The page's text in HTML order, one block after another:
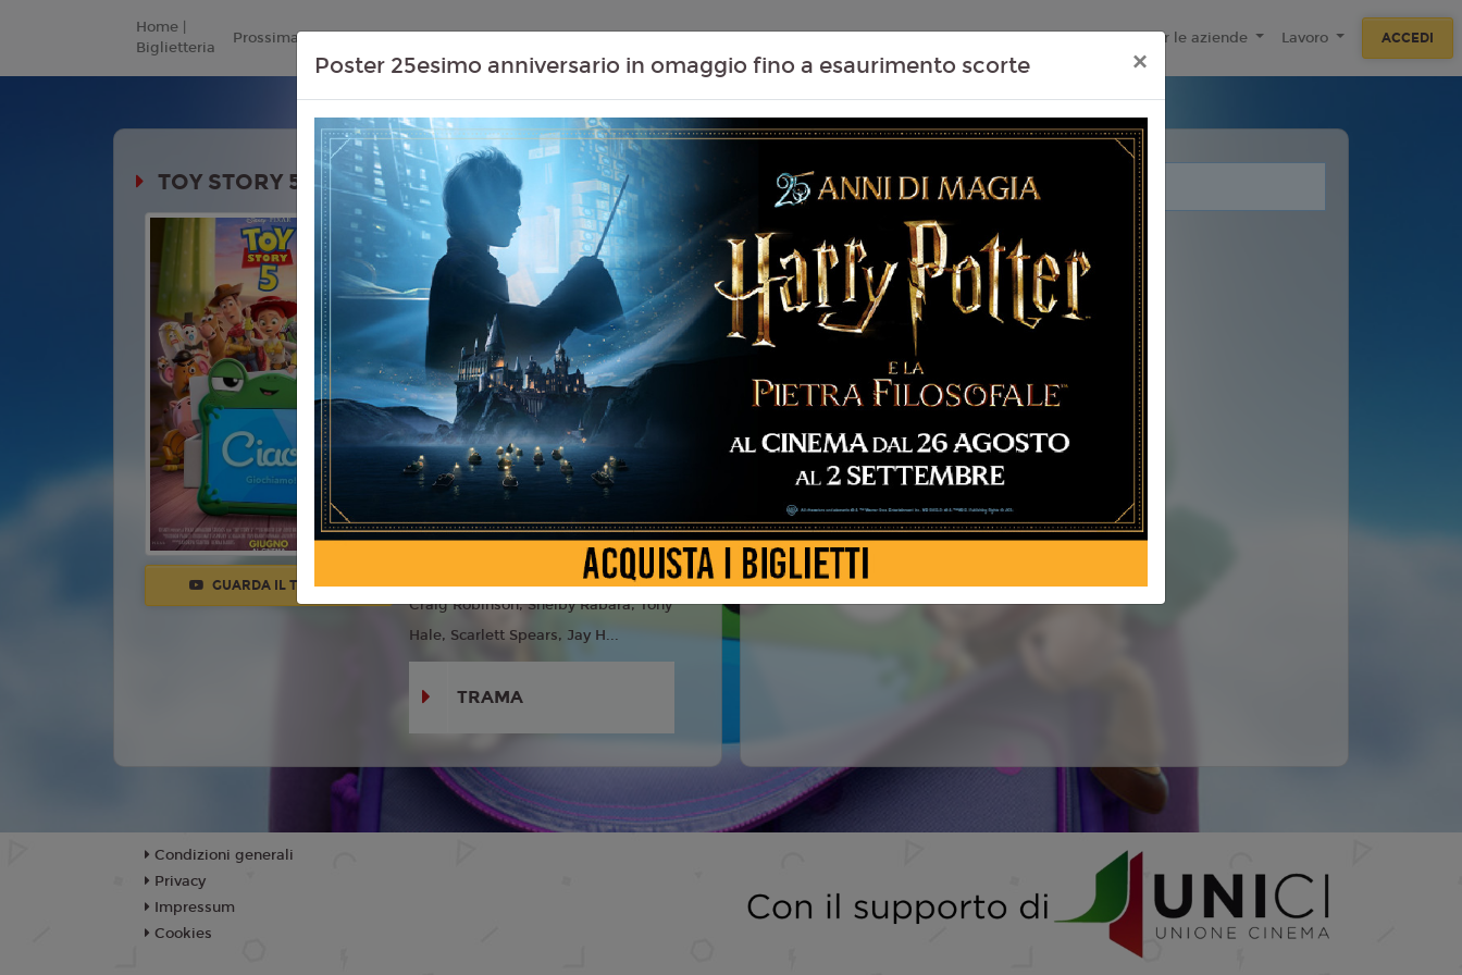
Home |
Biglietteria
Prossimamente Listino Prezzi Contenuti Extra Proiezioni Scolastiche Eventi Passati Tecnologie F.A.Q Per le aziende Lavoro ACCEDI
TOY STORY 5
GUARDA IL TRAILER
Durata: 95 min
Genere: Animazione, Avventura,
Commedia, Famiglia
Lingua:Italiano
EtàT
Regia:Andrew Stanton
Con:Tom Hanks, Tim Allen, Joan
Cusack, Greta Lee, Conan O'brien,
Craig Robinson, Shelby Rabara, Tony
Hale, Scarlett Spears, Jay H...
TRAMA
Non ci sono spettacoli legati a questo evento.
Poster 25esimo anniversario in omaggio fino a esaurimento scorte ×
Condizioni generali
Privacy
Impressum
Cookies